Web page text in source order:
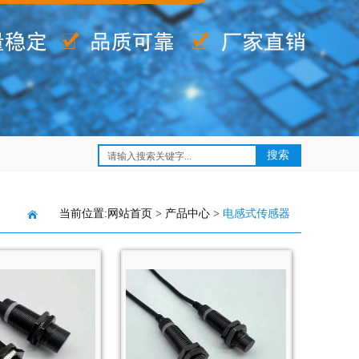
当前位置: 网站首页 > 产品中心 > 电感式传感器